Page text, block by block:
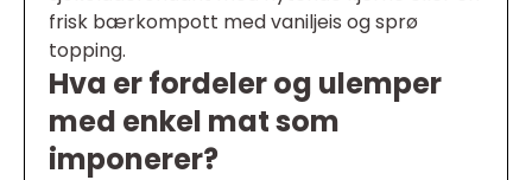
frisk bærkompott med vaniljeis og sprø
topping.
Hva er fordeler og ulemper
med enkel mat som
imponerer?